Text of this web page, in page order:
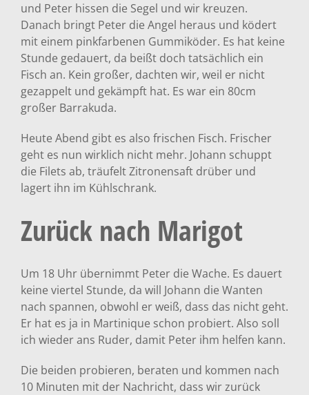
und Peter hissen die Segel und wir kreuzen.
Danach bringt Peter die Angel heraus und ködert
mit einem pinkfarbenen Gummiköder. Es hat keine
Stunde gedauert, da beißt doch tatsächlich ein
Fisch an. Kein großer, dachten wir, weil er nicht
gezappelt und gekämpft hat. Es war ein 80cm
großer Barrakuda.
Heute Abend gibt es also frischen Fisch. Frischer
geht es nun wirklich nicht mehr. Johann schuppt
die Filets ab, träufelt Zitronensaft drüber und
lagert ihn im Kühlschrank.
Zurück nach Marigot
Um 18 Uhr übernimmt Peter die Wache. Es dauert
keine viertel Stunde, da will Johann die Wanten
nach spannen, obwohl er weiß, dass das nicht geht.
Er hat es ja in Martinique schon probiert. Also soll
ich wieder ans Ruder, damit Peter ihm helfen kann.
Die beiden probieren, beraten und kommen nach
10 Minuten mit der Nachricht, dass wir zurück